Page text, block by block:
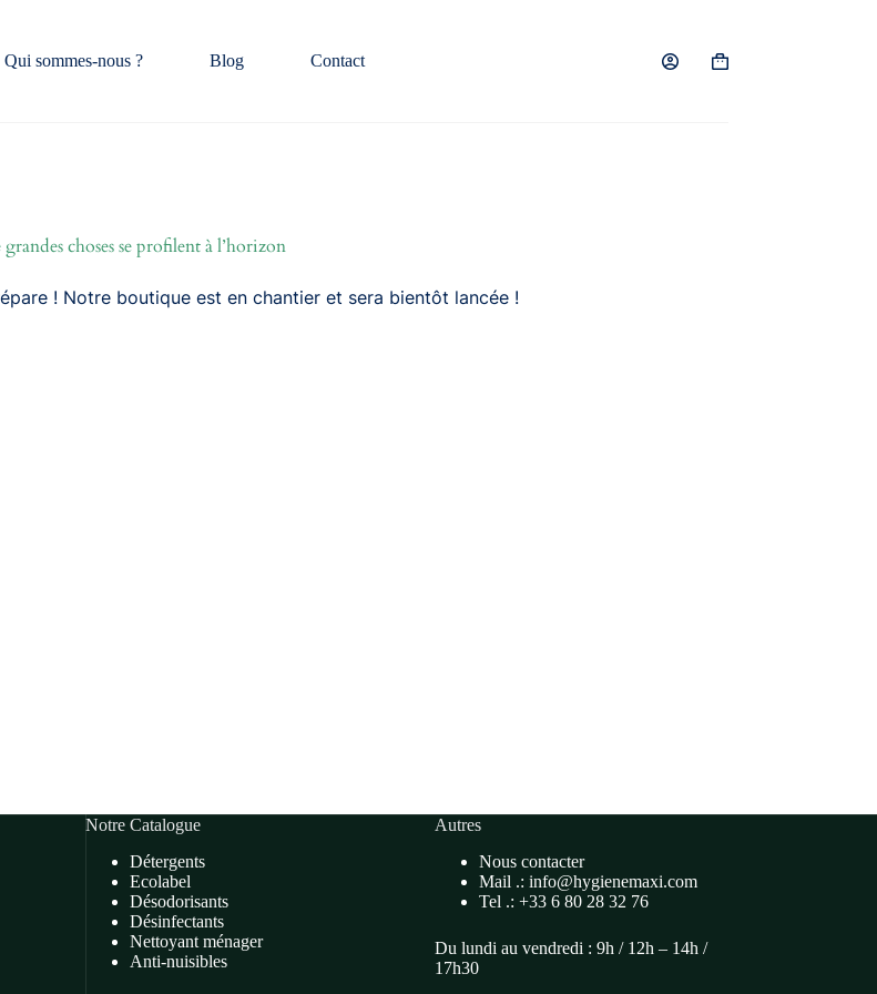
Qui sommes-nous ? Blog Contact
Panier
choses se profilent à l’horizon
! Notre boutique est en chantier et sera bientôt lancée !
Notre Catalogue
Détergents
Ecolabel
Désodorisants
Désinfectants
Nettoyant ménager
Anti-nuisibles
Autres
Nous contacter
Mail .: info@hygienemaxi.com
Tel .: +33 6 80 28 32 76
Du lundi au vendredi : 9h / 12h – 14h /
17h30